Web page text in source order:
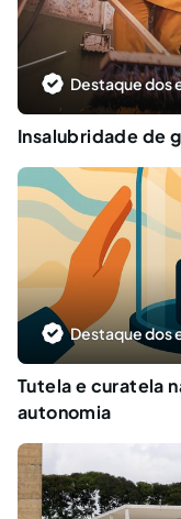
Destaque dos
Insalubridade de
Destaque dos
Tutela e curatela
autonomia